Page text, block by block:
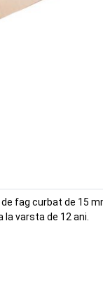
fag curbat de 15
varsta de 12 ani.